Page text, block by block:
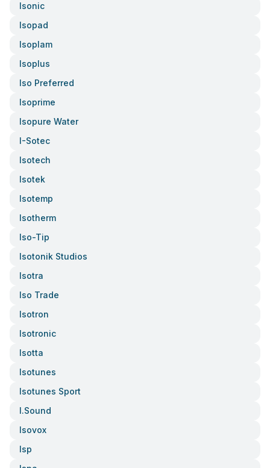
Isonic
Isopad
Isoplam
Isoplus
Iso Preferred
Isoprime
Isopure Water
I-Sotec
Isotech
Isotek
Isotemp
Isotherm
Iso-Tip
Isotonik Studios
Isotra
Iso Trade
Isotron
Isotronic
Isotta
Isotunes
Isotunes Sport
I.sound
Isovox
Isp